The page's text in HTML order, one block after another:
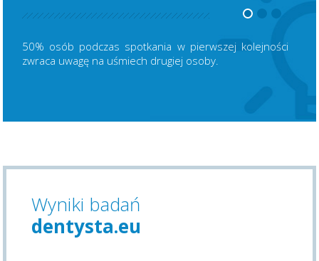
50% osób podczas spotkania w pierwszej kolejności
zwraca uwagę na uśmiech drugiej osoby.
Wyniki badań
dentysta.eu